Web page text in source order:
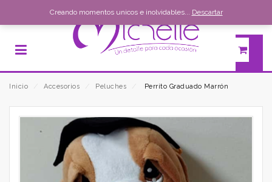
Inicio Accesorios Peluches Perrito Graduado Marrón
Creando momentos unicos e inolvidables... Descartar